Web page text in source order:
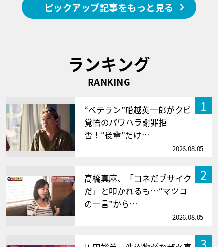
ピックアップ記事をもっと見る
ランキング
RANKING
1
“ベテラン”船越英一郎がクビ
覚悟のパワハラ謝罪拒
否！“後輩”だけ…
2026.08.05
2
高橋真麻、「コネだブサイク
だ」と叩かれるも…“マツコ
の一言”から…
2026.08.05
3